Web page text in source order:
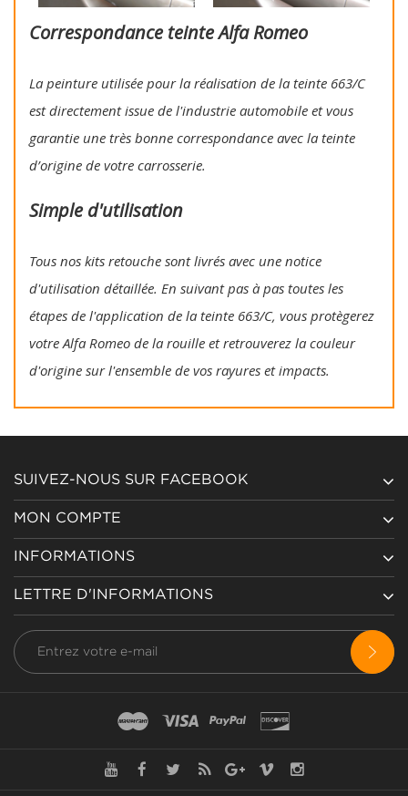
Correspondance teinte Alfa Romeo
La peinture utilisée pour la réalisation de la teinte 663/C
est directement issue de l'industrie automobile et vous
garantie une très bonne correspondance avec la teinte
d’origine de votre carrosserie.
Simple d'utilisation
Tous nos kits retouche sont livrés avec une notice
d'utilisation détaillée. En suivant pas à pas toutes les
étapes de l'application de la teinte 663/C, vous protègerez
votre Alfa Romeo de la rouille et retrouverez la couleur
d'origine sur l'ensemble de vos rayures et impacts.
SUIVEZ-NOUS SUR FACEBOOK
MON COMPTE
INFORMATIONS
LETTRE D'INFORMATIONS